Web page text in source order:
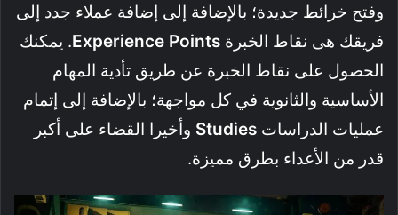
وفتح خرائط جديدة؛ بالإضافة إلى إضافة عملاء جدد إلى
فريقك هى نقاط الخبرة
Experience Points
. يمكنك
الحصول على نقاط الخبرة عن طريق تأدية المهام
الأساسية والثانوية في كل مواجهة؛ بالإضافة إلى إتمام
عمليات الدراسات Studies وأخيرا القضاء على أكبر
قدر من الأعداء بطرق مميزة.